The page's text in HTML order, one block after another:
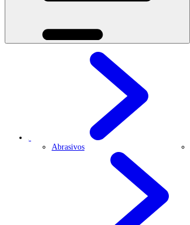
Abrasivos